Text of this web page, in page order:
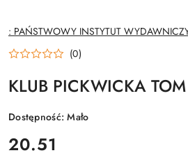
NAZWA
PRODUCENTA:
: PAŃSTWOWY INSTYTUT
(0)
KLUB PICKWICKA
Dostępność:Mało
cena:
20.51